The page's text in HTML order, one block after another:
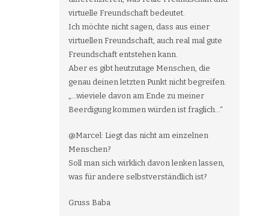
virtuelle Freundschaft bedeutet.
Ich möchte nicht sagen, dass aus einer
virtuellen Freundschaft, auch real mal gute
Freundschaft entstehen kann.
Aber es gibt heutzutage Menschen, die
genau deinen letzten Punkt nicht begreifen.
„…wieviele davon am Ende zu meiner
Beerdigung kommen würden ist fraglich…“
@Marcel: Liegt das nicht am einzelnen
Menschen?
Soll man sich wirklich davon lenken lassen,
was für andere selbstverständlich ist?
Gruss Baba